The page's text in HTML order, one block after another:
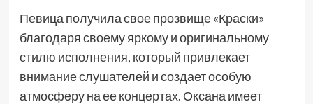
Певица получила свое прозвище «Краски»
благодаря своему яркому и оригинальному
стилю исполнения, который привлекает
внимание слушателей и создает особую
атмосферу на ее концертах. Оксана имеет